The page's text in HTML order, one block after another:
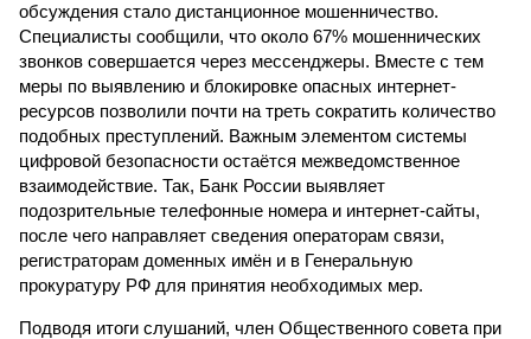
обсуждения стало дистанционное мошенничество.
Специалисты сообщили, что около 67% мошеннических
звонков совершается через мессенджеры. Вместе с тем
меры по выявлению и блокировке опасных интернет-
ресурсов позволили почти на треть сократить количество
подобных преступлений. Важным элементом системы
цифровой безопасности остаётся межведомственное
взаимодействие. Так, Банк России выявляет
подозрительные телефонные номера и интернет-сайты,
после чего направляет сведения операторам связи,
регистраторам доменных имён и в Генеральную
прокуратуру РФ для принятия необходимых мер.
Подводя итоги слушаний, член Общественного совета при